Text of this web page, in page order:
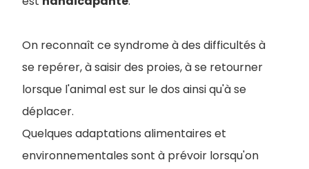
On reconnaît ce syndrome à des difficultés à
se repérer, à saisir des proies, à se retourner
lorsque l'animal est sur le dos ainsi qu'à se
déplacer.
Quelques adaptations alimentaires et
environnementales sont à prévoir lorsqu'on